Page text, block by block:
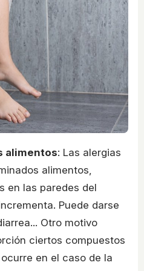
alimentos: Las alergias
alimentos,
en las paredes del
Puede darse
Otro motivo
ciertos compuestos
en el caso de la